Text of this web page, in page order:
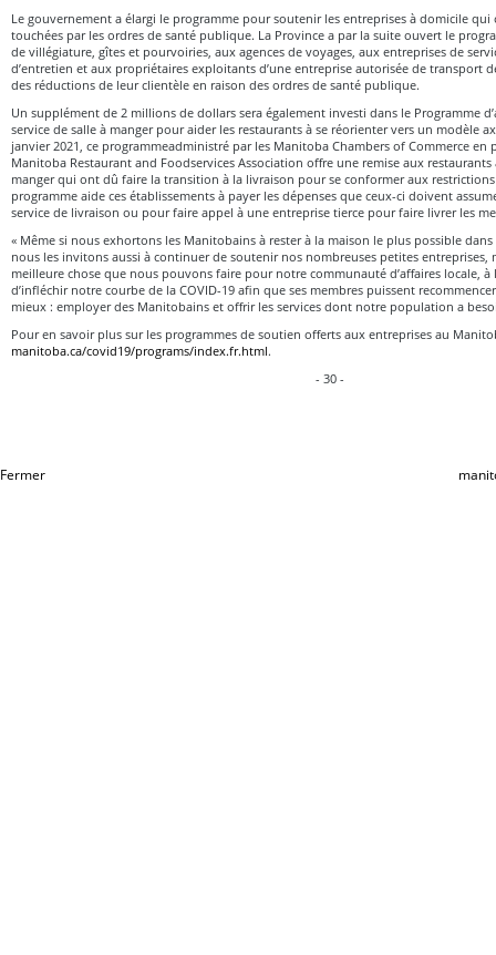
Le gouvernement a élargi le programme pour soutenir les entreprises à domicile
touchées par les ordres de santé publique. La Province a par la suite ouvert le
de villégiature, gîtes et pourvoiries, aux agences de voyages, aux entreprises de
d’entretien et aux propriétaires exploitants d’une entreprise autorisée de transport
des réductions de leur clientèle en raison des ordres de santé publique.
Un supplément de 2 millions de dollars sera également investi dans le Programme
service de salle à manger pour aider les restaurants à se réorienter vers un modèle
janvier 2021, ce programmeadministré par les Manitoba Chambers of Commerce en
Manitoba Restaurant and Foodservices Association offre une remise aux restaurants
manger qui ont dû faire la transition à la livraison pour se conformer aux
programme aide ces établissements à payer les dépenses que ceux-ci doivent
service de livraison ou pour faire appel à une entreprise tierce pour faire livrer les
« Même si nous exhortons les Manitobains à rester à la maison le plus possible
nous les invitons aussi à continuer de soutenir nos nombreuses petites entreprises,
meilleure chose que nous pouvons faire pour notre communauté d’affaires locale, à
d’infléchir notre courbe de la COVID-19 afin que ses membres puissent
mieux : employer des Manitobains et offrir les services dont notre population a
Pour en savoir plus sur les programmes de soutien offerts aux entreprises au
manitoba.ca/covid19/programs/index.fr.html.
- 30 -
Fermer